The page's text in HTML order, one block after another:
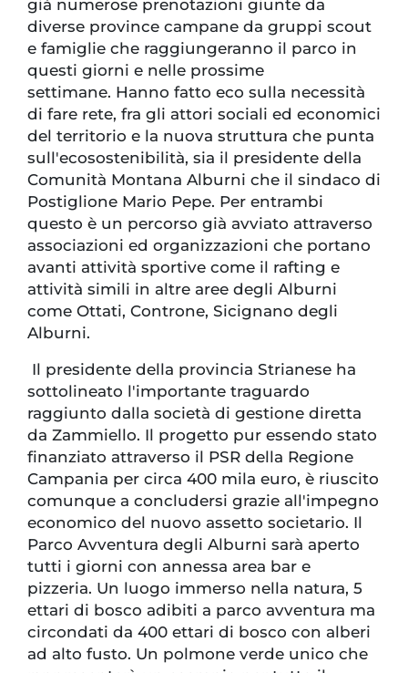
già numerose prenotazioni giunte da
diverse province campane da gruppi scout
e famiglie che raggiungeranno il parco in
questi giorni e nelle prossime
settimane. Hanno fatto eco sulla necessità
di fare rete, fra gli attori sociali ed economici
del territorio e la nuova struttura che punta
sull'ecosostenibilità, sia il presidente della
Comunità Montana Alburni che il sindaco di
Postiglione Mario Pepe. Per entrambi
questo è un percorso già avviato attraverso
associazioni ed organizzazioni che portano
avanti attività sportive come il rafting e
attività simili in altre aree degli Alburni
come Ottati, Controne, Sicignano degli
Alburni.
Il presidente della provincia Strianese ha
sottolineato l'importante traguardo
raggiunto dalla società di gestione diretta
da Zammiello. Il progetto pur essendo stato
finanziato attraverso il PSR della Regione
Campania per circa 400 mila euro, è riuscito
comunque a concludersi grazie all'impegno
economico del nuovo assetto societario. Il
Parco Avventura degli Alburni sarà aperto
tutti i giorni con annessa area bar e
pizzeria. Un luogo immerso nella natura, 5
ettari di bosco adibiti a parco avventura ma
circondati da 400 ettari di bosco con alberi
ad alto fusto. Un polmone verde unico che